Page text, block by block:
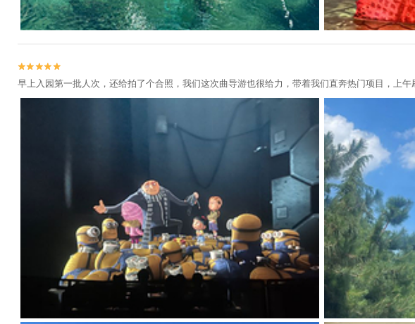


早上入园第一批人次，还给拍了个合照，我们这次曲导游也很给力，带着我们直奔热门项目，上